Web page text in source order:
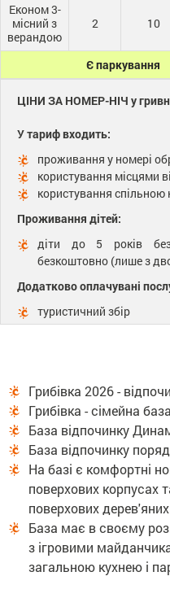
Економ 3-
місний з
верандою
2 10
Є паркування
ЦІНИ ЗА НОМЕР-НІЧ у
У тариф входить:
проживання у номері
користування місцями
користування спільною
Проживання дітей:
діти до 5 років
безкоштовно (лише з
Додатково оплачувані
туристичний збір
Грибівка 2026 -
Грибівка - сімейна
База відпочинку
База відпочинку
На базі є комфортні
поверхових корпусах
поверхових
База має в своєму
з ігровими
загальною кухнею і